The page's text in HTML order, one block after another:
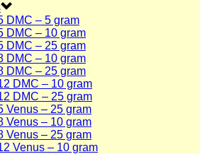
DMC – 5 gram
DMC – 10 gram
DMC – 25 gram
DMC – 10 gram
DMC – 25 gram
DMC – 10 gram
DMC – 25 gram
Venus – 25 gram
Venus – 10 gram
Venus – 25 gram
Venus – 10 gram